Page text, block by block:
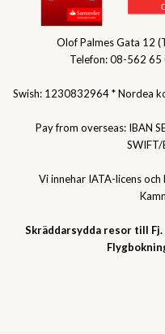
Olof Palmes Gata 12
Telefon: 08-562 65
Swish: 1230832964 * Nordea
Pay from overseas: IBAN
SWIFT/
Vi innehar IATA-licens
Skräddarsydda resor till